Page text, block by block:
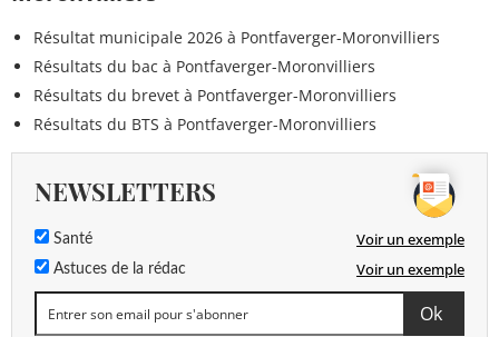
Résultat municipale 2026 à Pontfaverger-Moronvilliers
Résultats du bac à Pontfaverger-Moronvilliers
Résultats du brevet à Pontfaverger-Moronvilliers
Résultats du BTS à Pontfaverger-Moronvilliers
NEWSLETTERS
Santé Voir un exemple
Astuces de la rédac Voir un exemple